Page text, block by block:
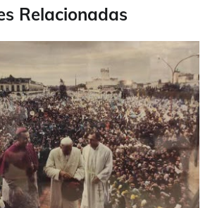
Relacionadas